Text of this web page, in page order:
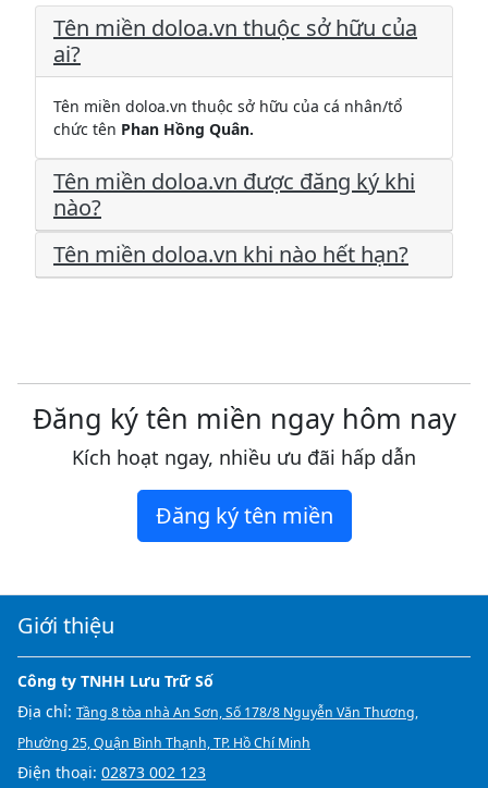
Tên miền doloa.vn thuộc sở hữu của
ai?
Tên miền doloa.vn thuộc sở hữu của cá nhân/tổ
chức tên Phan Hồng Quân.
Tên miền doloa.vn được đăng ký khi
nào?
Tên miền doloa.vn khi nào hết hạn?
Đăng ký tên miền ngay hôm nay
Kích hoạt ngay, nhiều ưu đãi hấp dẫn
Đăng ký tên miền
Giới thiệu
Công ty TNHH Lưu Trữ Số
Địa chỉ: Tầng 8 tòa nhà An Sơn, Số 178/8 Nguyễn Văn Thương,
Phường 25, Quận Bình Thạnh, TP. Hồ Chí Minh
Điện thoại: 02873 002 123